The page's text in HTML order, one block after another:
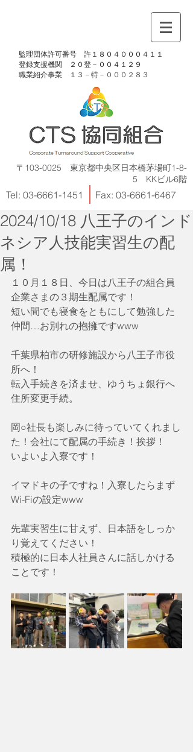
​監理団体許可番号 許１８０４０００４１１
​登録支援機関 ２０登－００４１２９
​職業紹介事業
１３－特－ ０００２８３
〒103-0025 東京都中央区日本橋茅場町1-8-
5 KKビル6階
Tel: 03-6661-1451 Fax: 03-6661-6467
2024/10/18 八王子のインド
ネシア人技能実習生の配
属！
１０月１８日、今日は八王子の組合員
企業さまの３期生配属です！
短い間でも寝食をともにして勉強した
仲間…お別れの抱擁ですwww
千葉県柏市の研修施設から八王子市役
所へ！
転入手続きを済ませ、ゆうちょ銀行へ
住所変更手続。
岡○社長も楽しみに待っていてくれまし
た！会社にて配属の手続き！挨拶！
いよいよ入寮です！
イマドキの子ですね！入寮したらまず
Wi-Fiの設定www
先輩実習生に甘えず、日本語をしっか
り覚えてください！
積極的に日本人社員さんに話しかける
ことです！